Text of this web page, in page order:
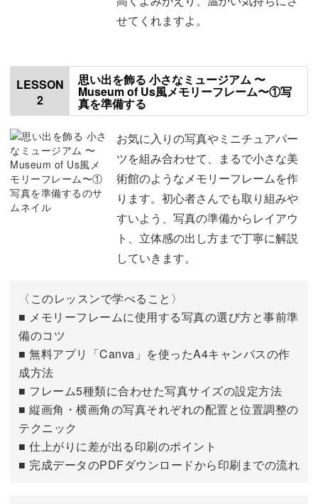
ますよ。
初心者でも、不器用でも大丈夫！
「工作が苦手…」「写真の印刷が難しい」そんな方も、ご
まずは写真の印刷方法、ベースとなる背景の準備など、ひ
小さなフレームの中でもバランスよく見せるコツや、レイ
アウトの基本もしっかりマスター。
パーツ配置のポイントも紹介するので、完成度がぐっと上
がります。
せてくれますよ。
LESSON
2
思い出を飾る 小さなミュージアム 〜
Museum of Us風メモリーフレーム〜①写
真を準備する
お気に入りの写真やミニチュアパー
ツを組み合わせて、まるで小さな美
術館のようなメモリーフレームを作
ります。初心者さんでも取り組みや
すいよう、写真の準備からレイアウ
ト、立体感の出し方まで丁寧に解説
していきます。
〈このレッスンで学べること〉
■ メモリーフレームに使用する写真の選び方と事前準
備のコツ
■ 無料アプリ「Canva」を使ったA4キャンバスの作
成方法
■ フレーム5種類に合わせた写真サイズの設定方法
■ 縦画角・横画角の写真それぞれの配置と位置調整の
テクニック
■ 仕上がりに差が出る印刷のポイント
■ 完成データのPDFダウンロードから印刷までの流れ